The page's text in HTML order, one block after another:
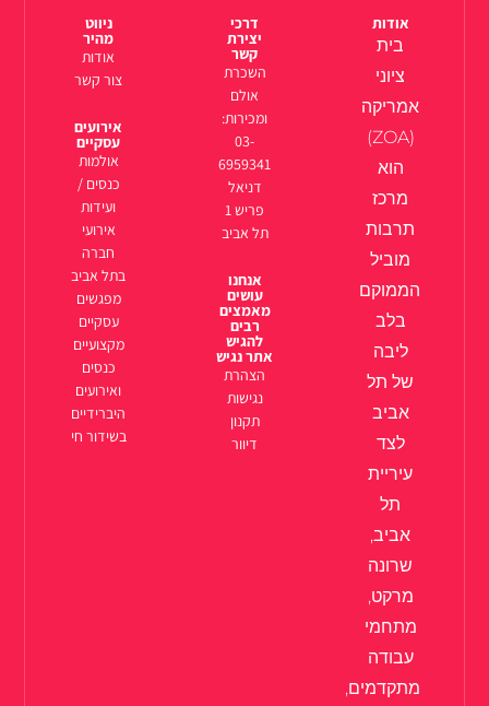
אודות
בית
ציוני
אמריקה
(ZOA)
הוא
מרכז
תרבות
מוביל
הממוקם
בלב
ליבה
של תל
אביב
לצד
עיריית
תל
אביב,
שרונה
מרקט,
מתחמי
עבודה
מתקדמים,
דרכי
יצירת
קשר
השכרת
אולם
ומכירות:
03-
6959341
דניאל
פריש 1
תל אביב
אנחנו
עושים
מאמצים
רבים
להגיש
אתר נגיש
הצהרת
נגישות
תקנון
דיוור
ניווט
מהיר
אודות
צור קשר
אירועים
עסקיים
אולמות
כנסים /
ועידות
אירועי
חברה
בתל אביב
מפגשים
עסקיים
מקצועיים
כנסים
ואירועים
היברידיים
בשידור חי